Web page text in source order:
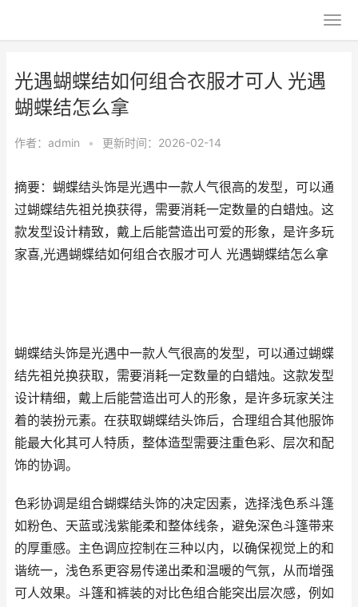
光遇蝴蝶结如何组合衣服才可人 光遇
蝴蝶结怎么拿
作者： admin • 更新时间：2026-02-14
摘要：蝴蝶结头饰是光遇中一款人气很高的发型，可以通
过蝴蝶结先祖兑换获得，需要消耗一定数量的白蜡烛。这
款发型设计精致，戴上后能营造出可爱的形象，是许多玩
家喜,光遇蝴蝶结如何组合衣服才可人 光遇蝴蝶结怎么拿
蝴蝶结头饰是光遇中一款人气很高的发型，可以通过蝴蝶
结先祖兑换获取，需要消耗一定数量的白蜡烛。这款发型
设计精细，戴上后能营造出可人的形象，是许多玩家关注
着的装扮元素。在获取蝴蝶结头饰后，合理组合其他服饰
能最大化其可人特质，整体造型需要注重色彩、层次和配
饰的协调。
色彩协调是组合蝴蝶结头饰的决定因素，选择浅色系斗篷
如粉色、天蓝或浅紫能柔和整体线条，避免深色斗篷带来
的厚重感。主色调应控制在三种以内，以确保视觉上的和
谐统一，浅色系更容易传递出柔和温暖的气氛，从而增强
可人效果。斗篷和裤装的对比色组合能突出层次感，例如